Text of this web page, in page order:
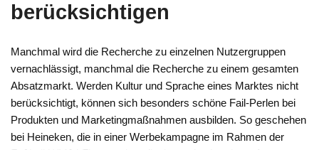
berücksichtigen
Manchmal wird die Recherche zu einzelnen Nutzergruppen
vernachlässigt, manchmal die Recherche zu einem gesamten
Absatzmarkt. Werden Kultur und Sprache eines Marktes nicht
berücksichtigt, können sich besonders schöne Fail-Perlen bei
Produkten und Marketingmaßnahmen ausbilden. So geschehen
bei Heineken, die in einer Werbekampagne im Rahmen der